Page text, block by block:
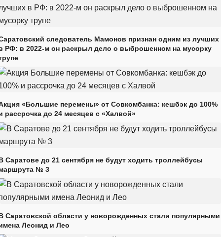
следователь Мамонов признан одним из лучших
РФ: в 2022-м он раскрыл дело о выброшенном на мусорку
«Большие перемены» от Совкомбанка: кешбэк до 100%
рассрочка до 24 месяцев с «Халвой»
Саратове до 21 сентября не будут ходить троллейбусы
№ 3
Саратовской области у новорожденных стали популярными
Леонид и Лео